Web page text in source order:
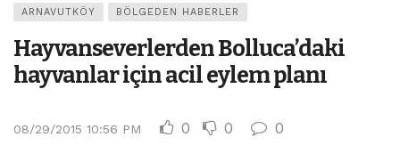
ARNAVUTKÖY BÖLGEDEN HABERLER
Hayvanseverlerden Bolluca’daki
hayvanlar için acil eylem planı
08/29/2015 10:56 PM 0 0 0